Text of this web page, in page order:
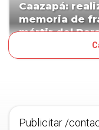
Caazapá:
memoria de
mártir del
Publicitar /